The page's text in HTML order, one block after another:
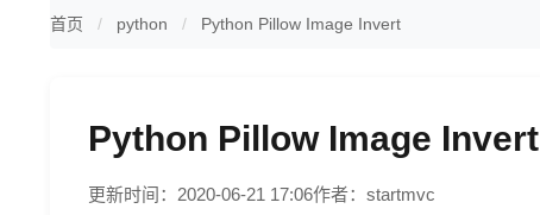
首页 python Python Pillow Image Invert
Python Pillow Image Invert
更新时间：2020-06-21 17:06作者：startmvc